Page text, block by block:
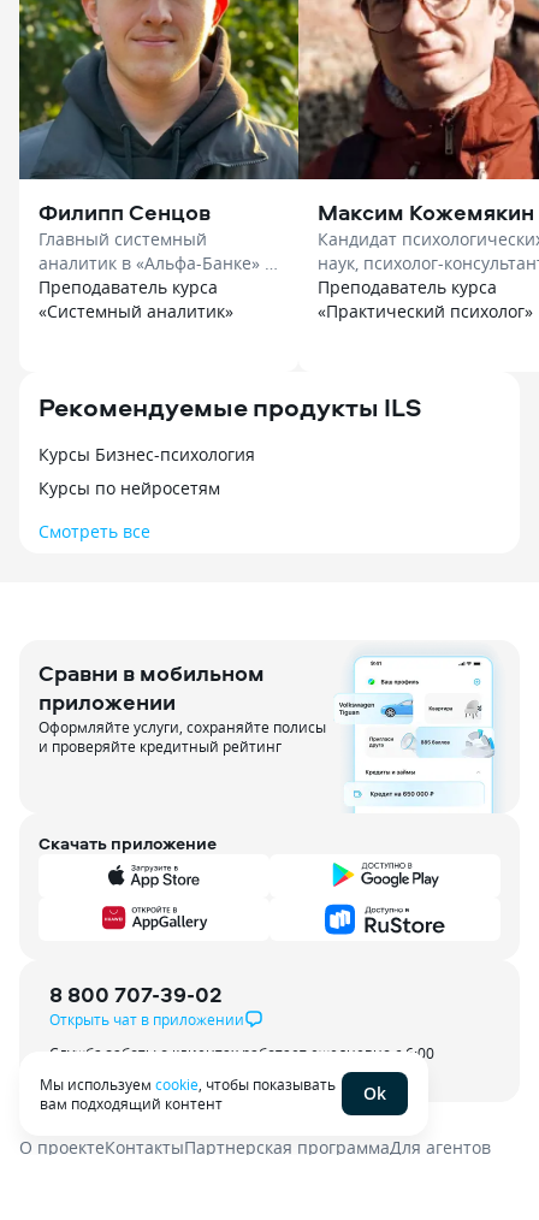
Филипп Сенцов
Главный системный
аналитик в «Альфа-Банке» в
«Нетология»
Преподаватель курса
«Системный аналитик»
Максим Кожемякин
Кандидат
наук, психолог-
доцент в «Smart»
Преподаватель курса
«Практический психолог»
Рекомендуемые продукты ILS
Курсы Бизнес-психология
Курсы по нейросетям
Смотреть все
Сравни в мобильном
приложении
Оформляйте услуги, сохраняйте полисы
и проверяйте кредитный рейтинг
Скачать приложение
8 800 707-39-02
Открыть чат в приложении
Служба заботы о клиентах работает ежедневно с 6:00
О проектеКонтактыПартнерская программаДля агентов
Мы используем cookie , чтобы показывать
вам подходящий контент
Ok